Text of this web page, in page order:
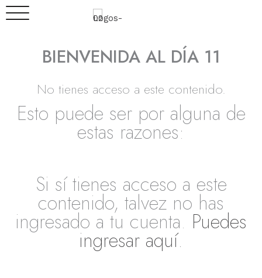
BIENVENIDA AL DÍA 11
No tienes acceso a este contenido.
Esto puede ser por alguna de
estas razones:
Si sí tienes acceso a este
contenido, talvez no has
ingresado a tu cuenta. Puedes
ingresar aquí.